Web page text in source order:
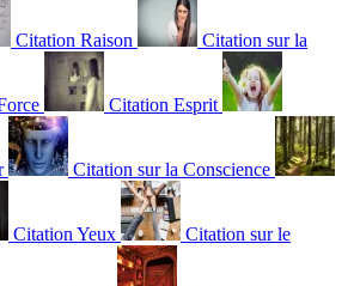
Citation Raison Citation sur la
Citation Esprit
Citation sur la Conscience
Citation Yeux Citation sur le